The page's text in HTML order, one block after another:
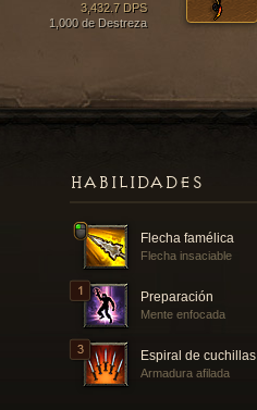
3,432.7 DPS
1,000 de Destreza
HABILIDADES
Flecha famélica
Flecha insaciable
Preparación
Mente enfocada
Espiral de cuchillas
Armadura afilada